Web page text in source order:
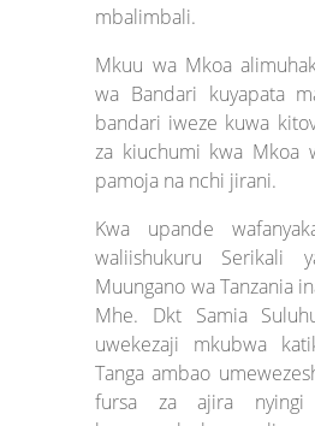
mbalimbali.
Mkuu wa Mkoa
wa Bandari kuyapata
bandari iweze kuwa
za kiuchumi kwa Mkoa
pamoja na nchi jirani.
Kwa upande
waliishukuru Serikali
Muungano wa Tanzania
Mhe. Dkt Samia
uwekezaji mkubwa
Tanga ambao
fursa za ajira nyingi